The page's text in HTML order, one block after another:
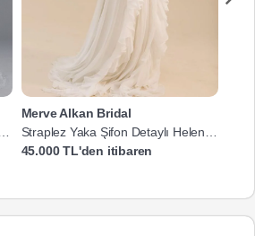
Merve Alkan Bridal
Straplez Yaka Şifon Detaylı Helen
Gelinlik
45.000 TL'den itibaren